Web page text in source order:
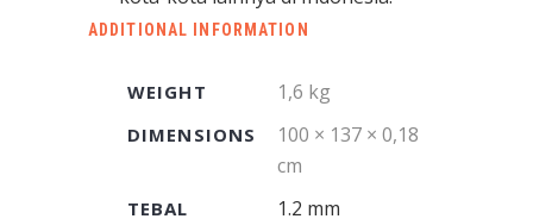
ADDITIONAL INFORMATION
WEIGHT 1,6 kg
DIMENSIONS
100 × 137 × 0,18
cm
TEBAL 1.2 mm